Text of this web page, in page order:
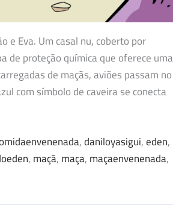
e Eva. Um casal nu, coberto por
de proteção química que oferece uma
de maçãs, aviões passam no
com símbolo de caveira se conecta
, daniloyasigui, eden
, maçã, maça, maçaenvenenada